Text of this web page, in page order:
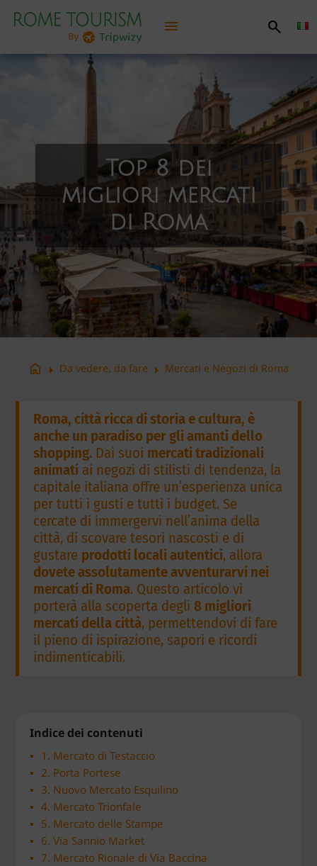
menu
Informazioni pratiche
Cosa vedere, cosa fare
Itinerari consigliati
Giubileo 2025
Mappa
search
Top 8 dei
migliori mercati
di Roma
home arrow_right Da vedere, da fare arrow_right Mercati e Negozi di Roma
Roma, città ricca di storia e cultura, è
anche un paradiso per gli amanti dello
shopping. Dai suoi mercati tradizionali
animati ai negozi di stilisti di tendenza, la
capitale italiana offre un’esperienza unica
per tutti i gusti e tutti i budget. Se
cercate di immergervi nell’anima della
città, di scovare tesori nascosti e di
gustare prodotti locali autentici, allora
dovete assolutamente avventurarvi nei
mercati di Roma. Questo articolo vi
porterà alla scoperta degli8 migliori
mercati della città, permettendovi di fare
il pieno di ispirazione, sapori e ricordi
indimenticabili.
Indice dei contenuti
1. Mercato di Testaccio
2. Porta Portese
3. Nuovo Mercato Esquilino
4. Mercato Trionfale
5. Mercato delle Stampe
6. Via Sannio Market
7. Mercato Rionale di Via Baccina